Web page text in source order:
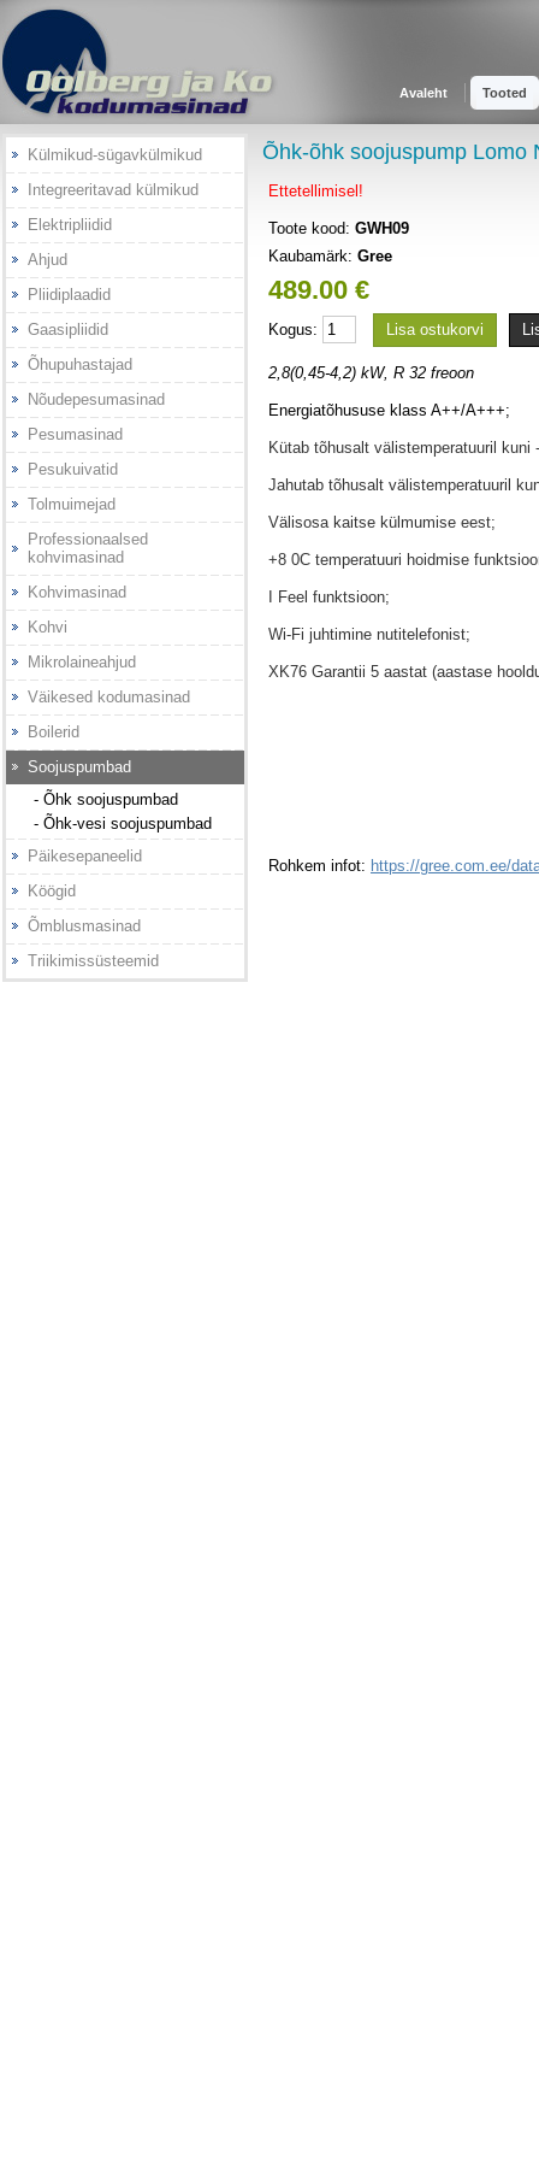
Avaleht Tooted
Külmikud-sügavkülmikud
Integreeritavad külmikud
Elektripliidid
Ahjud
Pliidiplaadid
Gaasipliidid
Õhupuhastajad
Nõudepesumasinad
Pesumasinad
Pesukuivatid
Tolmuimejad
Professionaalsed
kohvimasinad
Kohvimasinad
Kohvi
Mikrolaineahjud
Väikesed kodumasinad
Boilerid
Soojuspumbad
- Õhk soojuspumbad
- Õhk-vesi soojuspumbad
Päikesepaneelid
Köögid
Õmblusmasinad
Triikimissüsteemid
Õhk-õhk soojuspump Lomo
Ettetellimisel!
Toote kood: GWH09
Kaubamärk: Gree
489.00 €
Kogus: Lisa ostukorvi
2,8(0,45-4,2) kW, R 32 freoon
Energiatõhususe klass A++/A+++;
Kütab tõhusalt välistemperatuuril kuni
Jahutab tõhusalt välistemperatuuril
Välisosa kaitse külmumise eest;
+8 0C temperatuuri hoidmise
I Feel funktsioon;
Wi-Fi juhtimine nutitelefonist;
XK76 Garantii 5 aastat (aastase
Rohkem infot: https://gree.com.ee/